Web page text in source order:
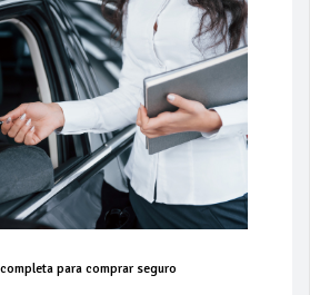
para comprar seguro